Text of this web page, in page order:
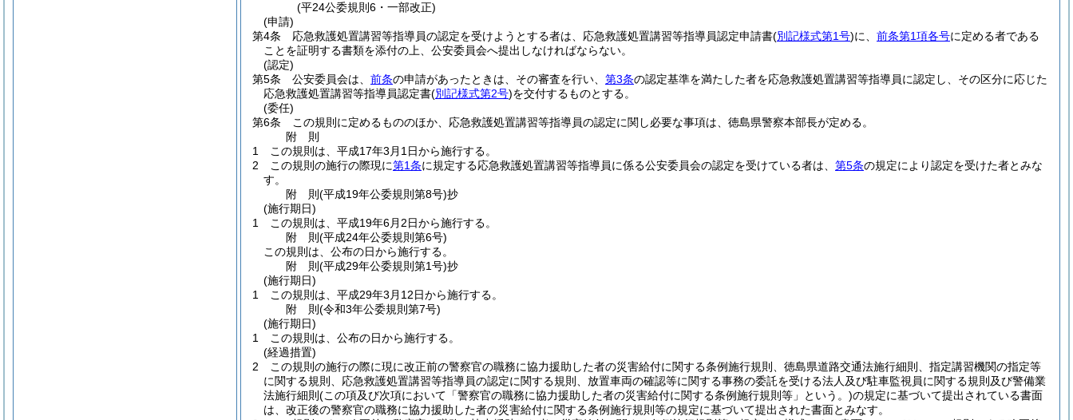
(平24公委規則6・一部改正)
(申請)
第4条
応急救護処置講習等指導員の認定を受けようとする者は、応急救護処置講習等指導員認定申請書(別記様式第1号)に、 前条第1項各号に定める者である
ことを証明する書類を添付の上、公安委員会へ提出しなければならない。
(認定)
第5条
公安委員会は、 前条の申請があったときは、その審査を行い、 第3条の認定基準を満たした者を応急救護処置講習等指導員に認定し、その区分に応じた
応急救護処置講習等指導員認定書(別記様式第2号)を交付するものとする。
(委任)
第6条
この規則に定めるもののほか、応急救護処置講習等指導員の認定に関し必要な事項は、徳島県警察本部長が定める。
附 則
1
この規則は、平成17年3月1日から施行する。
2
この規則の施行の際現に第1条に規定する応急救護処置講習等指導員に係る公安委員会の認定を受けている者は、 第5条の規定により認定を受けた者とみな
す。
附 則(平成19年公委規則第8号)抄
(施行期日)
1
この規則は、平成19年6月2日から施行する。
附 則(平成24年公委規則第6号)
この規則は、公布の日から施行する。
附 則(平成29年公委規則第1号)抄
(施行期日)
1
この規則は、平成29年3月12日から施行する。
附 則(令和3年公委規則第7号)
(施行期日)
1
この規則は、公布の日から施行する。
(経過措置)
2
この規則の施行の際に現に改正前の警察官の職務に協力援助した者の災害給付に関する条例施行規則、徳島県道路交通法施行細則、指定講習機関の指定等
に関する規則、応急救護処置講習等指導員の認定に関する規則、放置車両の確認等に関する事務の委託を受ける法人及び駐車監視員に関する規則及び警備業
法施行細則 (この項及び次項において「警察官の職務に協力援助した者の災害給付に関する条例施行規則等」という。)の規定に基づいて提出されている書面
は、改正後の警察官の職務に協力援助した者の災害給付に関する条例施行規則等の規定に基づいて提出された書面とみなす。